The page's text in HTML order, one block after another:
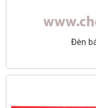
Đèn